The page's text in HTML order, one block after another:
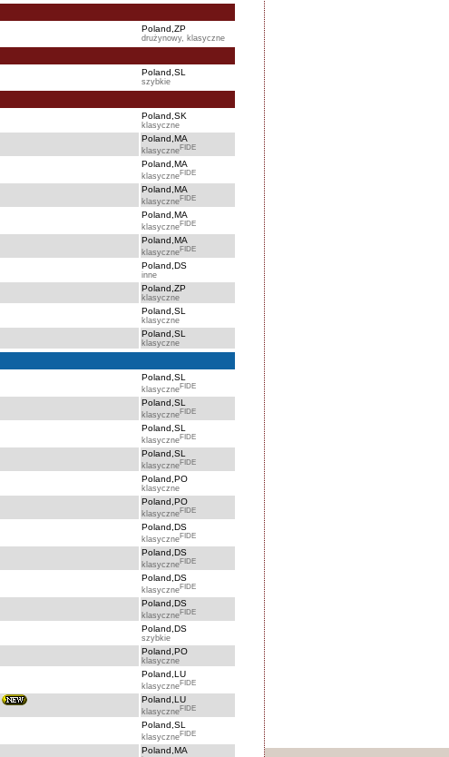
Poland,ZP
drużynowy, klasyczne
Poland,SL
szybkie
Poland,SK
klasyczne
Poland,MA
klasyczneFIDE
Poland,MA
klasyczneFIDE
Poland,MA
klasyczneFIDE
Poland,MA
klasyczneFIDE
Poland,MA
klasyczneFIDE
Poland,DS
inne
Poland,ZP
klasyczne
Poland,SL
klasyczne
Poland,SL
klasyczne
Poland,SL
klasyczneFIDE
Poland,SL
klasyczneFIDE
Poland,SL
klasyczneFIDE
Poland,SL
klasyczneFIDE
Poland,PO
klasyczne
Poland,PO
klasyczneFIDE
Poland,DS
klasyczneFIDE
Poland,DS
klasyczneFIDE
Poland,DS
klasyczneFIDE
Poland,DS
klasyczneFIDE
Poland,DS
szybkie
Poland,PO
klasyczne
Poland,LU
klasyczneFIDE
Poland,LU
klasyczneFIDE
Poland,SL
klasyczneFIDE
Poland,MA